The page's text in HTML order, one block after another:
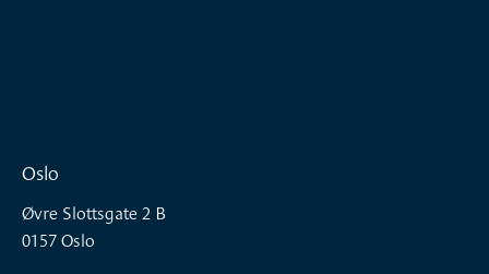
Oslo
Øvre Slottsgate 2 B
0157 Oslo